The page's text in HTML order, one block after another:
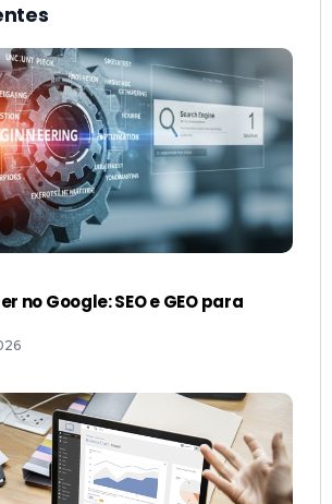
no Google: SEO e GEO para